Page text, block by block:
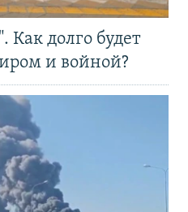
Как долго будет
и войной?